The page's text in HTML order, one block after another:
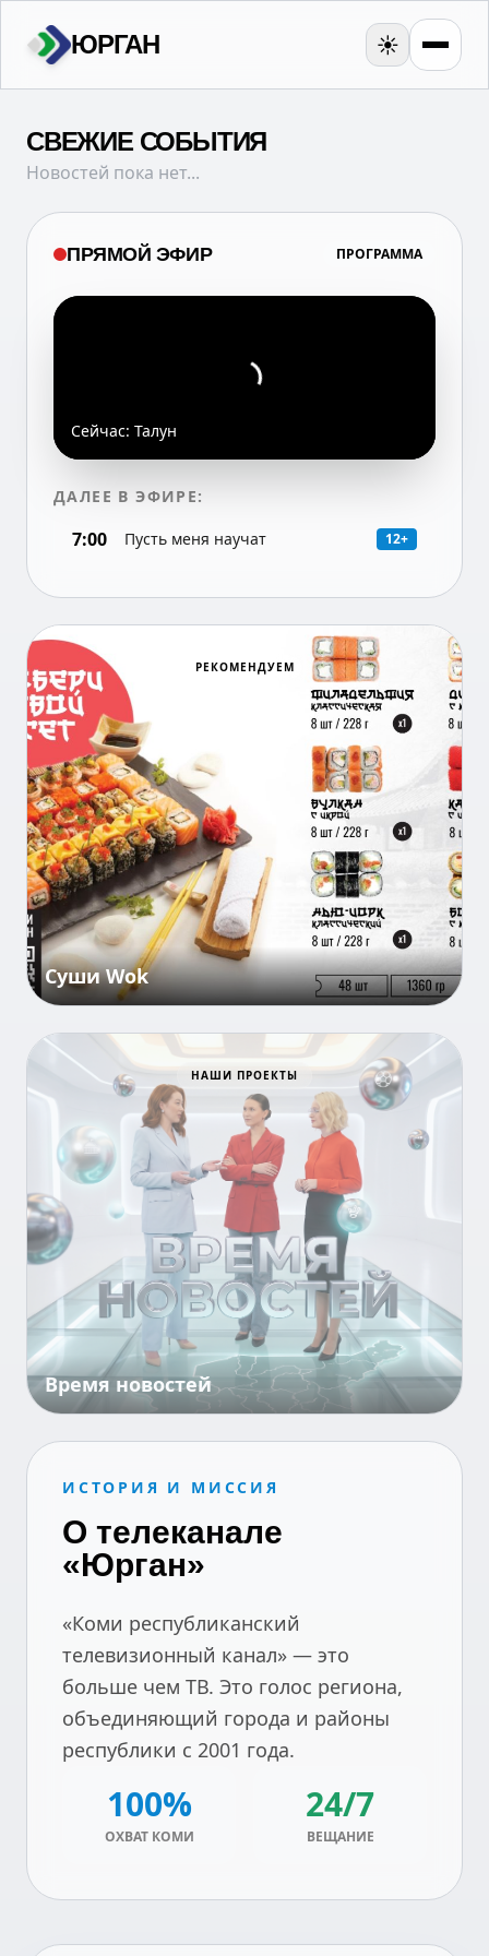
ЮРГАН ☀️
СВЕЖИЕ СОБЫТИЯ
Новостей пока нет...
ПРЯМОЙ ЭФИР ПРОГРАММА
Сейчас: Талун
ДАЛЕЕ В ЭФИРЕ:
7:00 Пусть меня научат 12+
РЕКОМЕНДУЕМ
Суши Wok
НАШИ ПРОЕКТЫ
ИСТОРИЯ И МИССИЯ
О телеканале
«Юрган»
«Коми республиканский
телевизионный канал» — это
больше чем ТВ. Это голос региона,
объединяющий города и районы
республики с 2001 года.
100%
ОХВАТ КОМИ
24/7
ВЕЩАНИЕ